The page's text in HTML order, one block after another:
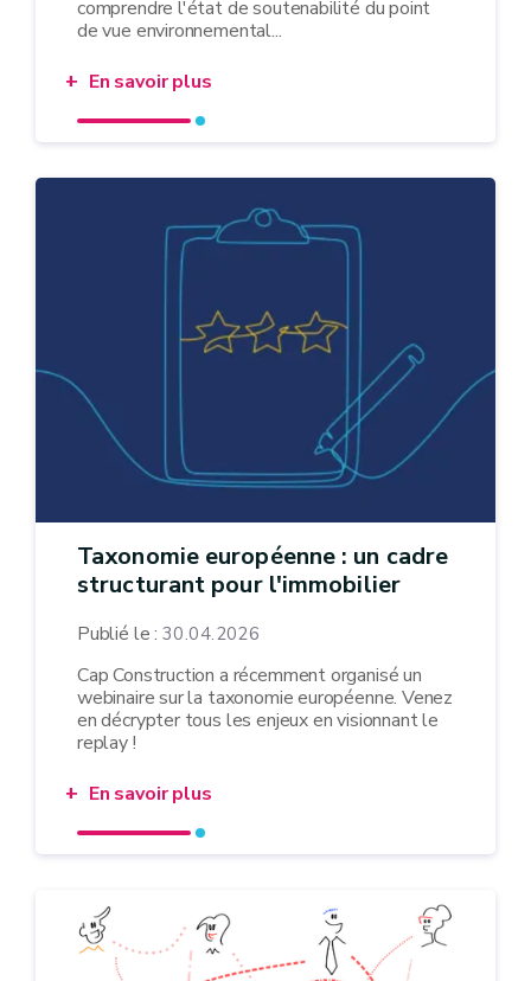
comprendre l'état de soutenabilité du point
de vue environnemental...
En savoir plus
Taxonomie européenne : un cadre
structurant pour l'immobilier
Publié le : 30.04.2026
Cap Construction a récemment organisé un
webinaire sur la taxonomie européenne. Venez
en décrypter tous les enjeux en visionnant le
replay !
En savoir plus